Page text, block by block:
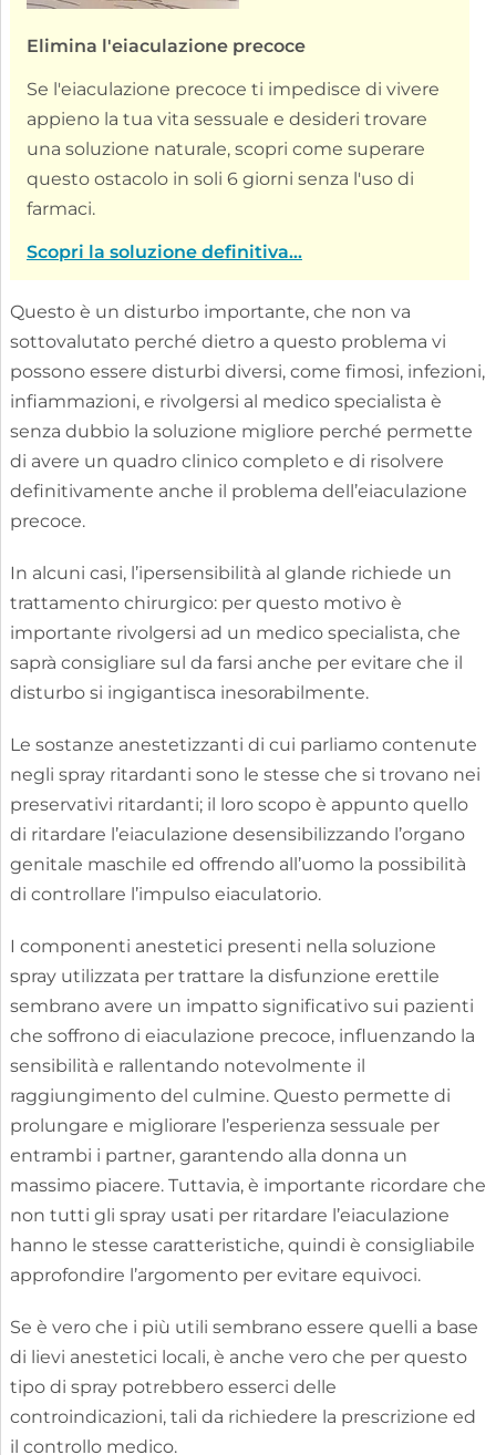
Elimina l'eiaculazione precoce
Se l'eiaculazione precoce ti impedisce di vivere
appieno la tua vita sessuale e desideri trovare
una soluzione naturale, scopri come superare
questo ostacolo in soli 6 giorni senza l'uso di
farmaci.
Scopri la soluzione definitiva...
Questo è un disturbo importante, che non va
sottovalutato perché dietro a questo problema vi
possono essere disturbi diversi, come fimosi, infezioni,
infiammazioni, e rivolgersi al medico specialista è
senza dubbio la soluzione migliore perché permette
di avere un quadro clinico completo e di risolvere
definitivamente anche il problema dell’eiaculazione
precoce.
In alcuni casi, l’ipersensibilità al glande richiede un
trattamento chirurgico: per questo motivo è
importante rivolgersi ad un medico specialista, che
saprà consigliare sul da farsi anche per evitare che il
disturbo si ingigantisca inesorabilmente.
Le sostanze anestetizzanti di cui parliamo contenute
negli spray ritardanti sono le stesse che si trovano nei
preservativi ritardanti; il loro scopo è appunto quello
di ritardare l’eiaculazione desensibilizzando l’organo
genitale maschile ed offrendo all’uomo la possibilità
di controllare l’impulso eiaculatorio.
I componenti anestetici presenti nella soluzione
spray utilizzata per trattare la disfunzione erettile
sembrano avere un impatto significativo sui pazienti
che soffrono di eiaculazione precoce, influenzando la
sensibilità e rallentando notevolmente il
raggiungimento del culmine. Questo permette di
prolungare e migliorare l’esperienza sessuale per
entrambi i partner, garantendo alla donna un
massimo piacere. Tuttavia, è importante ricordare che
non tutti gli spray usati per ritardare l’eiaculazione
hanno le stesse caratteristiche, quindi è consigliabile
approfondire l’argomento per evitare equivoci.
Se è vero che i più utili sembrano essere quelli a base
di lievi anestetici locali, è anche vero che per questo
tipo di spray potrebbero esserci delle
controindicazioni, tali da richiedere la prescrizione ed
il controllo medico.